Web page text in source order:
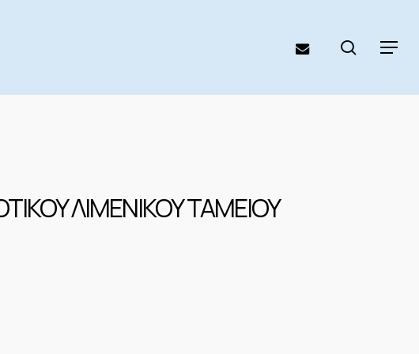
Menu
email search
ΛΙΜΕΝΙΚΟΥ ΤΑΜΕΙΟΥ